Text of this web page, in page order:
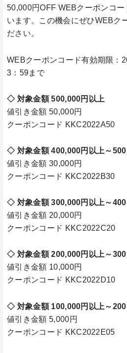
50,000円OFF WEBクーポンコ
います。この機会にぜひWEBク
ださい。
WEBクーポンコード有効期限：
3：59まで
◇ 対象金額 500,000円以上
値引き金額 50,000円
クーポンコード KKC2022A50
◇ 対象金額 400,000円以上～
値引き金額 30,000円
クーポンコード KKC2022B30
◇ 対象金額 300,000円以上～
値引き金額 20,000円
クーポンコード KKC2022C20
◇ 対象金額 200,000円以上～
値引き金額 10,000円
クーポンコード KKC2022D10
◇ 対象金額 100,000円以上～
値引き金額 5,000円
クーポンコード KKC2022E05